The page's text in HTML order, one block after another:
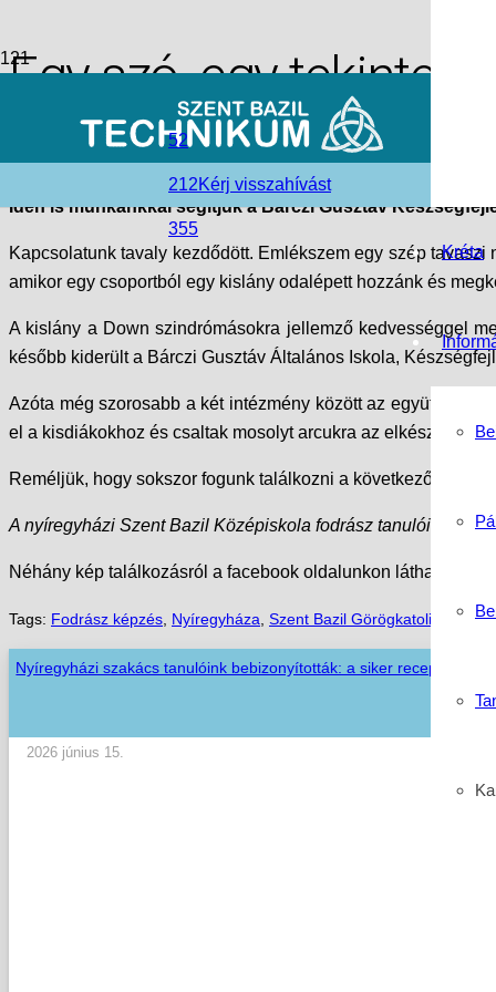
Kréta
52
212
355
Kérj visszahívást
Egy szó, egy tekintet,
2018-12-04
folder_openHírek,Nyíregyházi Tagintézmény,Szent Bazil
Idén is munkánkkal segítjük a Bárczi Gusztáv
Kapcsolatunk tavaly kezdődött. Emlékszem egy szép
amikor egy csoportból egy kislány odalépett hozzánk és
A kislány a Down szindrómásokra jellemző kedvességgel
később kiderült a Bárczi Gusztáv Általános Iskola,
Azóta még szorosabb a két intézmény között az
el a kisdiákokhoz és csaltak mosolyt arcukra az elkészített
Reméljük, hogy sokszor fogunk találkozni a következő évben
A nyíregyházi Szent Bazil Középiskola fodrász tanulói és
Néhány kép találkozásról a facebook oldalunkon látható.
Tags: Fodrász képzés Nyíregyháza Szent Bazil Görögkatolikus
Nyíregyházi szakács tanulóink bebizonyították: a siker receptje a
2026 június 15.